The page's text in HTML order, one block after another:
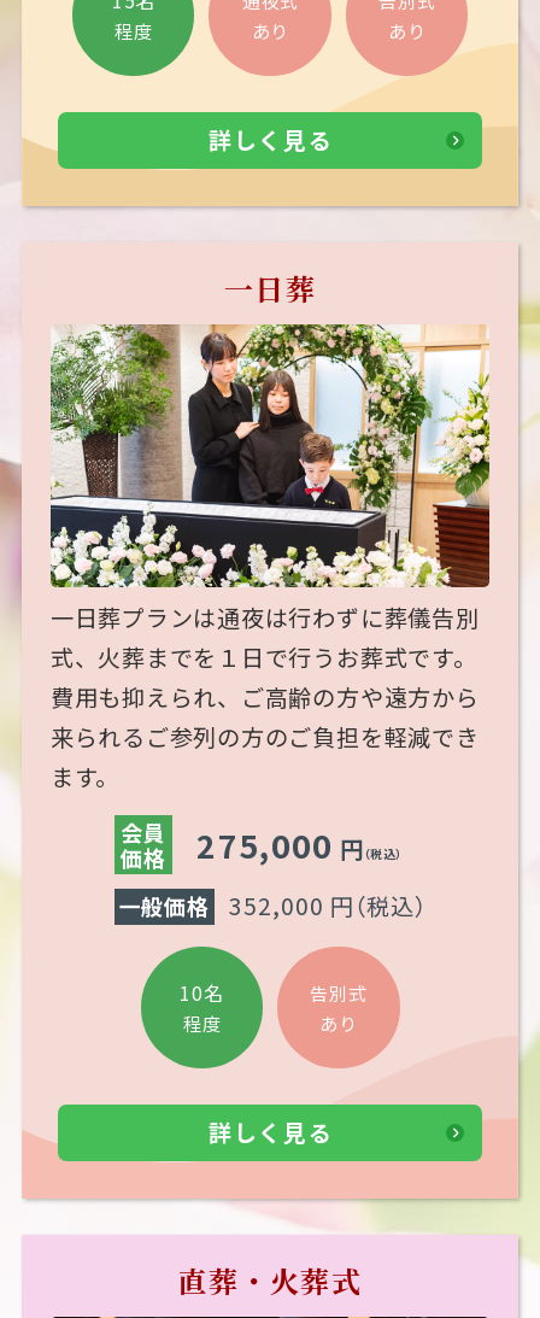
程度
あり
あり
詳しく見る
一日葬
一日葬プランは通夜は行わずに葬儀告別
式、火葬までを１日で行うお葬式です。
費用も抑えられ、ご高齢の方や遠方から
来られるご参列の方のご負担を軽減でき
ます。
会員
価格
275,000 円 （税込）
一般価格 352,000 円（税込）
10名
程度
告別式
あり
詳しく見る
直葬・火葬式